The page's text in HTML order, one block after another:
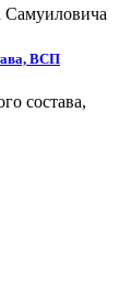
Самуиловича
ВСП
состава,